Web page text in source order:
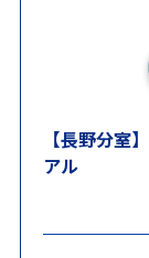
【長野分室
アル